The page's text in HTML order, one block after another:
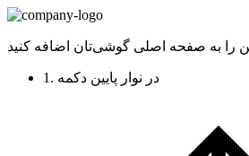
1. در نوار پایین دکمه